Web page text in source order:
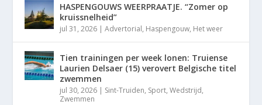
HASPENGOUWS WEERPRAATJE. “Zomer op
kruissnelheid”
jul 31, 2026 |Advertorial, Haspengouw, Het weer
Tien trainingen per week lonen: Truiense
Laurien Delsaer (15) verovert Belgische titel
zwemmen
jul 30, 2026 | Sint-Truiden, Sport,Wedstrijd,
Zwemmen